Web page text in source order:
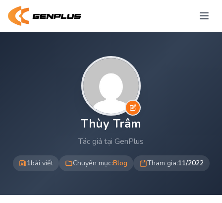
Thùy Trâm
Tác giả tại GenPlus
1bài viết Chuyên mục:Blog Tham gia:11/2022